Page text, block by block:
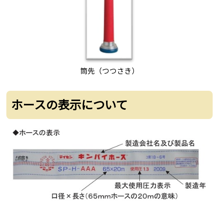
筒先（つつさき）
ホースの表示について